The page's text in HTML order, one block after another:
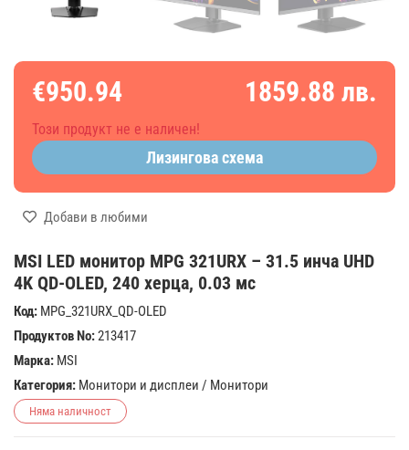
MSI LED монитор MPG 321URX – 31.5 инча UHD
4K QD-OLED, 240 херца, 0.03 мс
Код: MPG_321URX_QD-OLED
Продуктов No:213417
Марка: MSI
Категория: Монитори и дисплеи / Монитори
Няма наличност
€950.94 1859.88 лв.
Този продукт не е наличен!
Лизингова схема
Добави в любими